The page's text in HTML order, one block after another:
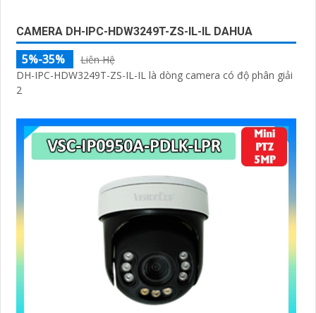
CAMERA DH-IPC-HDW3249T-ZS-IL-IL DAHUA
5%-35%
Liên Hệ
DH-IPC-HDW3249T-ZS-IL-IL là dòng camera có độ phân giải
2